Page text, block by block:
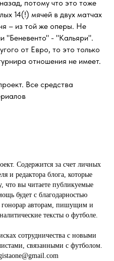
потому что это тоже
14(!) мячей в двух матчах
– из той же оперы. Не
"Беневенто" - "Кальяри".
от Евро, то это только
отношения не имеет.
Все средства
Содержится за счет личных
и редактора блога, которые
что вы читаете публикуемые
будет с благодарностью
гонорар авторам, пишущим и
тексты о футболе.
сотрудничества с новыми
связанными с футболом.